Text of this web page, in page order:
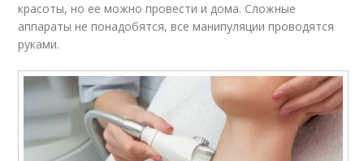
красоты, но ее можно провести и дома. Сложные
аппараты не понадобятся, все манипуляции проводятся
руками.